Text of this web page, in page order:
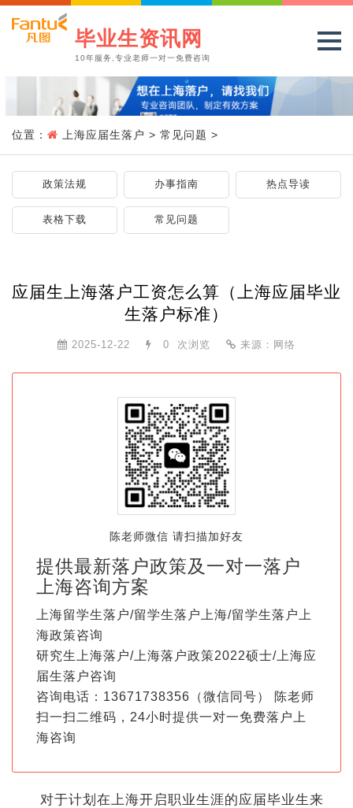
毕业生资讯网
10年服务,专业老师一对一免费咨询
位置： 上海应届生落户 > 常见问题 >
政策法规 办事指南 热点导读
表格下载 常见问题
应届生上海落户工资怎么算（上海应届毕业
生落户标准）
2025-12-22 0 次浏览 来源：网络
陈老师微信 请扫描加好友
提供最新落户政策及一对一落户
上海咨询方案
上海留学生落户/留学生落户上海/留学生落户上
海政策咨询
研究生上海落户/上海落户政策2022硕士/上海应
届生落户咨询
咨询电话：13671738356（微信同号） 陈老师
扫一扫二维码，24小时提供一对一免费落户上
海咨询
对于计划在上海开启职业生涯的应届毕业生来